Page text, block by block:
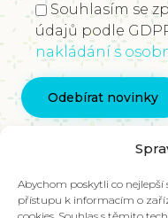
Abychom poskytli co
přístupu k informacím o
Souhlasím se
údajů podle
nakládání s
Kontaktujte
Nadace Pangea,
186 00 Praha 8